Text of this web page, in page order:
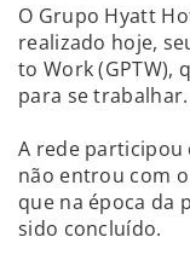
O Grupo Hyatt
realizado hoje,
to Work (GPTW),
para se trabalhar.
A rede participou
não entrou com
que na época da
sido concluído.